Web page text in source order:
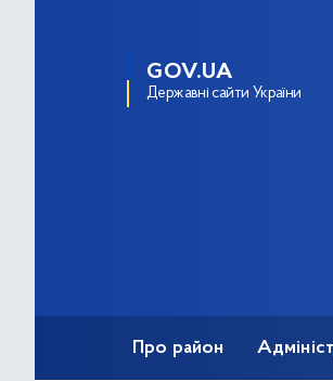
GOV.UA
Державні сайти України
Про район